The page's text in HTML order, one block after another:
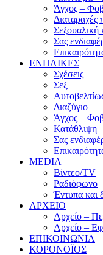
Άγχος –
Σεξουαλική
Σας
ΕΝΗΛΙΚΕΣ
Σχέσεις
Σεξ
Διαζύγιο
Άγχος –
Κατάθλιψη
Σας
MEDIA
Βίντεο/TV
Ραδιόφωνο
Έντυπα και
ΑΡΧΕΙΟ
Αρχείο –
Αρχείο –
ΕΠΙΚΟΙΝΩΝΙΑ
ΚΟΡΟΝΟΪΟΣ